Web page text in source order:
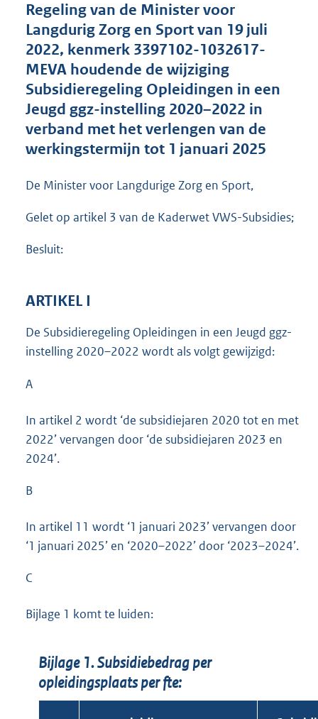
d
s
g
o
o
t
e
:
9
Regeling van de Minister voor
Langdurig Zorg en Sport van 19 juli
2022, kenmerk 3397102-1032617-
MEVA houdende de wijziging
Subsidieregeling Opleidingen in een
Jeugd ggz-instelling 2020–2022 in
verband met het verlengen van de
werkingstermijn tot 1 januari 2025
De Minister voor Langdurige Zorg en Sport,
Gelet op artikel 3 van de Kaderwet VWS-Subsidies;
Besluit:
ARTIKEL I
De Subsidieregeling Opleidingen in een Jeugd ggz-
instelling 2020–2022 wordt als volgt gewijzigd:
A
In artikel 2 wordt ‘de subsidiejaren 2020 tot en met
2022’ vervangen door ‘de subsidiejaren 2023 en
2024’.
B
In artikel 11 wordt ‘1 januari 2023’ vervangen door
‘1 januari 2025’ en ‘2020–2022’ door ‘2023–2024’.
C
Bijlage 1 komt te luiden:
Bijlage 1. Subsidiebedrag per
opleidingsplaats per fte: